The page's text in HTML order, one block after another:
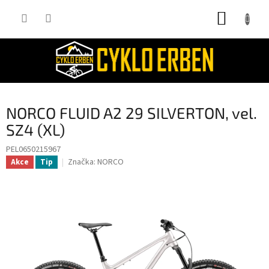
NORCO FLUID A2 29 SILVERTON, vel.
SZ4 (XL)
PEL0650215967
Akce Tip Značka: NORCO